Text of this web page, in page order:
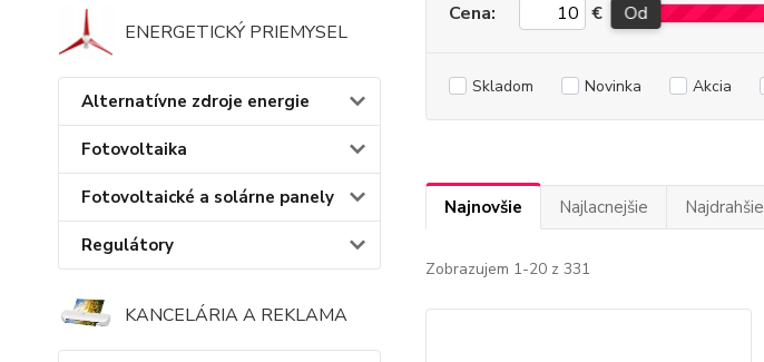
ENERGETICKÝ PRIEMYSEL
Alternatívne zdroje energie
Fotovoltaika
Fotovoltaické a solárne panely
Regulátory
KANCELÁRIA A REKLAMA
Cena: € Od
Skladom Novinka Akcia
Najnovšie Najlacnejšie Najdrahšie
Zobrazujem 1-20 z 331